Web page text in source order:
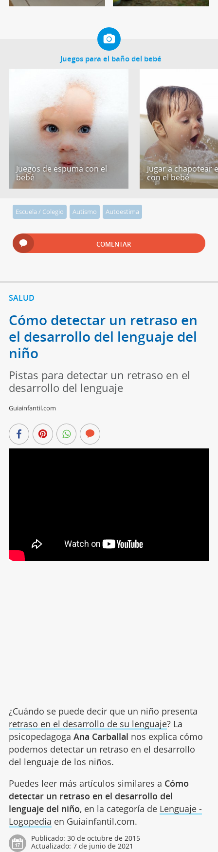
Juegos para el baño del bebé
Juegos de espuma con el
bebé
Jugar a chapotear
con el bebé
Escuela / Colegio Autismo Autoestima
COMENTAR
SALUD
Cómo detectar un retraso en
el desarrollo del lenguaje del
niño‬
Pistas para detectar un retraso en el
desarrollo del lenguaje
Guiainfantil.com
¿Cuándo se puede decir que un niño presenta
retraso en el desarrollo de su lenguaje? La
psicopedagoga Ana Carballal nos explica cómo
podemos detectar un retraso en el desarrollo
del lenguaje de los niños.
Puedes leer más artículos similares a Cómo
detectar un retraso en el desarrollo del
lenguaje del niño‬, en la categoría de Lenguaje -
Logopedia en Guiainfantil.com.
Publicado: 30 de octubre de 2015
Actualizado: 7 de junio de 2021